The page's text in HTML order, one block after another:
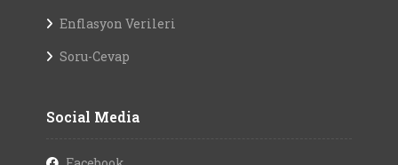
Enflasyon Verileri
Soru-Cevap
Social Media